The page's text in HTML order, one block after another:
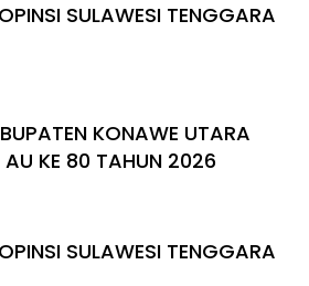
SULAWESI TENGGARA
KONAWE UTARA
AU KE 80 TAHUN 2026
SULAWESI TENGGARA